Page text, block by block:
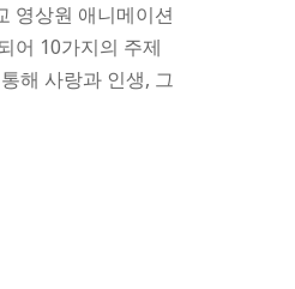
영상원 애니메이션
어 10가지의 주제
해 사랑과 인생, 그